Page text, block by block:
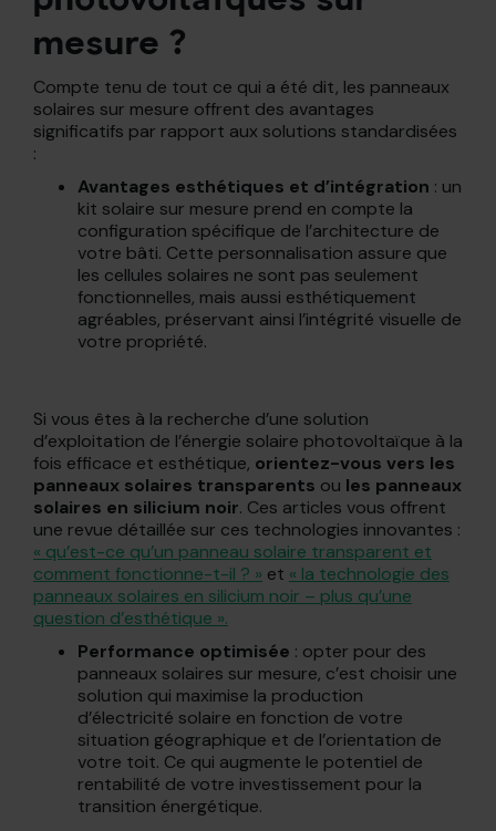
mesure ?
Compte tenu de tout ce qui a été dit, les panneaux
solaires sur mesure offrent des avantages
significatifs par rapport aux solutions standardisées
:
Avantages esthétiques et d’intégration : un
kit solaire sur mesure prend en compte la
configuration spécifique de l’architecture de
votre bâti. Cette personnalisation assure que
les cellules solaires ne sont pas seulement
fonctionnelles, mais aussi esthétiquement
agréables, préservant ainsi l’intégrité visuelle de
votre propriété.
Si vous êtes à la recherche d’une solution
d’exploitation de l’énergie solaire photovoltaïque à la
fois efficace et esthétique, orientez-vous vers les
panneaux solaires transparents ou les panneaux
solaires en silicium noir. Ces articles vous offrent
une revue détaillée sur ces technologies innovantes :
« qu’est-ce qu’un panneau solaire transparent et
comment fonctionne-t-il ? » et « la technologie des
panneaux solaires en silicium noir – plus qu’une
question d’esthétique ».
Performance optimisée : opter pour des
panneaux solaires sur mesure, c’est choisir une
solution qui maximise la production
d’électricité solaire en fonction de votre
situation géographique et de l’orientation de
votre toit. Ce qui augmente le potentiel de
rentabilité de votre investissement pour la
transition énergétique.